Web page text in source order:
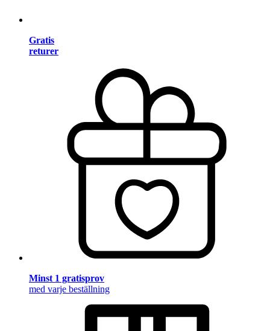
Gratis
returer
Minst 1 gratisprov
med varje beställning